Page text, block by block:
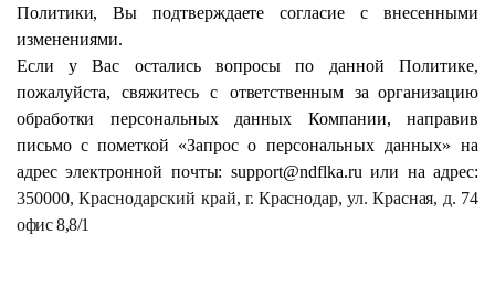
Политики,
Выподтверждаете
согласие с внесенными
изменениями.
Если
у Вас остались вопросы по данной
Политике,
пожалуйста,
свяжитесь с ответственным за организацию
обработки
персональных данных Компании,
направив
письмо спометкой «Запрос о персональных данных» на
адрес электронной почты: support@ndflka.ru или на адрес:
350000, Краснодарский край,г. Краснодар, ул. Красная, д. 74
офис 8,8/1